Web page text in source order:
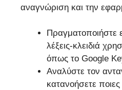
αναγνώριση και την
Πραγματοποιήστε
λέξεις-κλειδιά
όπως το Google
Αναλύστε τον
κατανοήσετε ποιες